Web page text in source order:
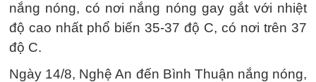
nắng nóng, có nơi nắng nóng gay gắt với nhiệt
độ cao nhất phổ biến 35-37 độ C, có nơi trên 37
độ C.
Ngày 14/8, Nghệ An đến Bình Thuận nắng nóng,